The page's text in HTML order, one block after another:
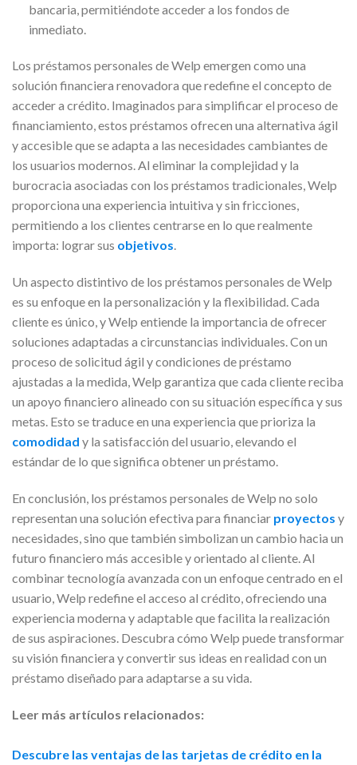
bancaria, permitiéndote acceder a los fondos de
inmediato.
Los préstamos personales de Welp emergen como una
solución financiera renovadora que redefine el concepto de
acceder a crédito. Imaginados para simplificar el proceso de
financiamiento, estos préstamos ofrecen una alternativa ágil
y accesible que se adapta a las necesidades cambiantes de
los usuarios modernos. Al eliminar la complejidad y la
burocracia asociadas con los préstamos tradicionales, Welp
proporciona una experiencia intuitiva y sin fricciones,
permitiendo a los clientes centrarse en lo que realmente
importa: lograr sus objetivos.
Un aspecto distintivo de los préstamos personales de Welp
es su enfoque en la personalización y la flexibilidad. Cada
cliente es único, y Welp entiende la importancia de ofrecer
soluciones adaptadas a circunstancias individuales. Con un
proceso de solicitud ágil y condiciones de préstamo
ajustadas a la medida, Welp garantiza que cada cliente reciba
un apoyo financiero alineado con su situación específica y sus
metas. Esto se traduce en una experiencia que prioriza la
comodidad y la satisfacción del usuario, elevando el
estándar de lo que significa obtener un préstamo.
En conclusión, los préstamos personales de Welp no solo
representan una solución efectiva para financiar proyectos y
necesidades, sino que también simbolizan un cambio hacia un
futuro financiero más accesible y orientado al cliente. Al
combinar tecnología avanzada con un enfoque centrado en el
usuario, Welp redefine el acceso al crédito, ofreciendo una
experiencia moderna y adaptable que facilita la realización
de sus aspiraciones. Descubra cómo Welp puede transformar
su visión financiera y convertir sus ideas en realidad con un
préstamo diseñado para adaptarse a su vida.
Leer más artículos relacionados:
Descubre las ventajas de las tarjetas de crédito en la